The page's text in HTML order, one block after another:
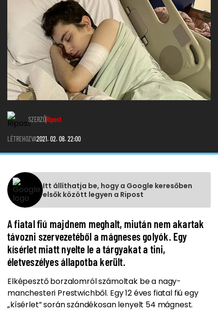
SZERZŐRipost
LÉTREHOZVA2021. 02. 08. 22:00
Itt állíthatja be, hogy a Google keresőben
elsők között legyen a Ripost
A fiatal fiú majdnem meghalt, miután nem akartak
távozni szervezetéből a mágneses golyók. Egy
kísérlet miatt nyelte le a tárgyakat a tini,
életveszélyes állapotba került.
Elképesztő borzalomról számoltak be a nagy-
manchesteri Prestwichből. Egy 12 éves fiatal fiú egy
„kísérlet” során szándékosan lenyelt 54 mágnest.